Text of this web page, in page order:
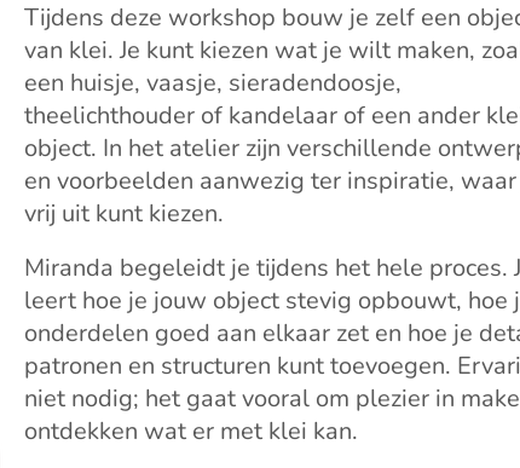
Tijdens deze workshop bouw je zelf een
van klei. Je kunt kiezen wat je wilt maken,
een huisje, vaasje, sieradendoosje,
theelichthouder of kandelaar of een ander
object. In het atelier zijn verschillende
en voorbeelden aanwezig ter inspiratie,
vrij uit kunt kiezen.
Miranda begeleidt je tijdens het hele proces.
leert hoe je jouw object stevig opbouwt, hoe
onderdelen goed aan elkaar zet en hoe je
patronen en structuren kunt toevoegen.
niet nodig; het gaat vooral om plezier in
ontdekken wat er met klei kan.